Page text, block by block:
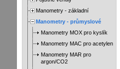
Manometry - základní
Manometry - průmyslové
Manometry MOX pro kyslík
Manometry MAC pro acetylen
Manometry MAR pro
argon/CO2